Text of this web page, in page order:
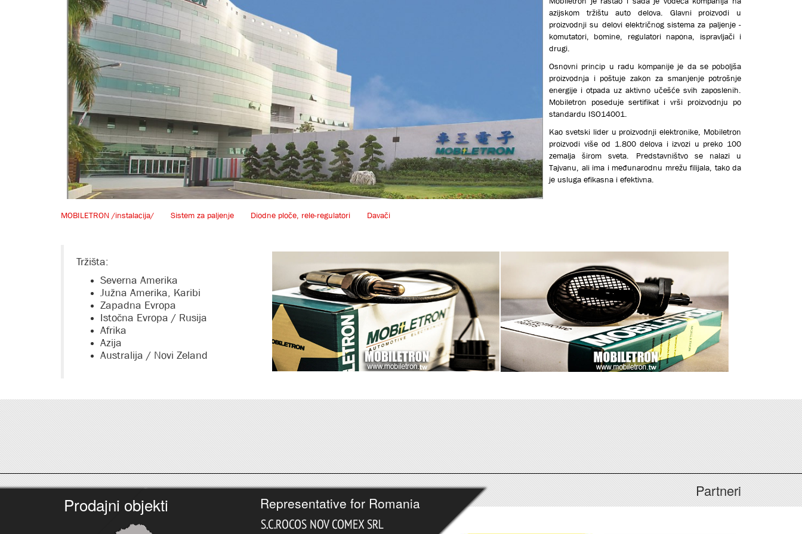
azijskom tržištu auto delova. Glavni proizvodi u
proizvodnji su delovi električnog sistema za paljenje -
komutatori, bomine, regulatori napona, ispravljači i
drugi.
Osnovni princip u radu kompanije je da se poboljša
proizvodnja i poštuje zakon za smanjenje potrošnje
energije i otpada uz aktivno učešće svih zaposlenih.
Mobiletron poseduje sertifikat i vrši proizvodnju po
standardu ISO14001.
Кao svetski lider u proizvodnji elektronike, Mobiletron
proizvodi više od 1.800 delova i izvozi u preko 100
zemalja širom sveta. Predstavništvo se nalazi u
Tajvanu, ali ima i međunarodnu mrežu filijala, tako da
je usluga efikasna i efektivna.
MOBILETRON /instalacija/ Sistem za paljenje Diodne ploče, rele-regulatori Davači
Tržišta:
Severna Amerika
Južna Amerika, Кaribi
Zapadna Evropa
Istočna Evropa / Rusija
Afrika
Azija
Australija / Novi Zeland
Partneri
Prodajni objekti Representative for Romania